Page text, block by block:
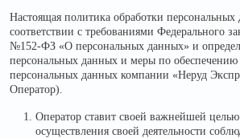
Настоящая политика обработки персональных
соответствии с требованиями Федерального
№152-ФЗ «О персональных данных» и
персональных данных и меры по обеспечению
персональных данных компании «Неруд
Оператор).
Оператор ставит своей важнейшей
осуществления своей деятельности